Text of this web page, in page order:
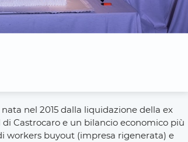
nel 2015 dalla liquidazione della ex
Castrocaro e un bilancio economico più
workers buyout (impresa rigenerata) e